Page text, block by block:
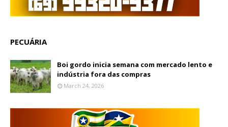
PECUÁRIA
Boi gordo inicia semana com mercado lento e
indústria fora das compras
March 24, 2026